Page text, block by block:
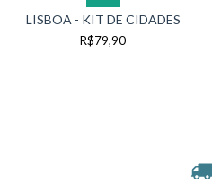
LISBOA - KIT DE CIDADES
R$79,90